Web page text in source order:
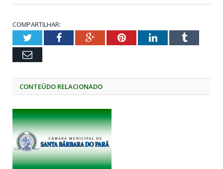
COMPARTILHAR:
TwitterFacebookGoogle+PinterestLinkedInTumblr
Email
CONTEÚDO RELACIONADO